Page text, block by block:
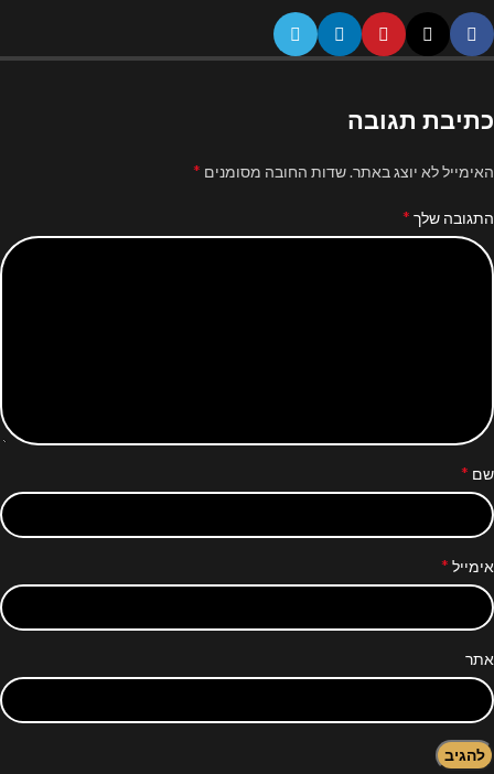
כתיבת תגובה
האימייל לא יוצג באתר.שדות החובה מסומנים *
התגובה שלך *
שם *
אימייל *
אתר